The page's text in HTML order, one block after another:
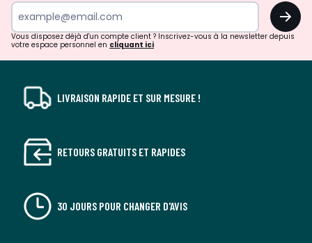
OK
Vous disposez déjà d'un compte client ? Inscrivez-vous à la newsletter depuis
votre espace personnel en cliquant ici
LIVRAISON RAPIDE ET SUR MESURE !
RETOURS GRATUITS ET RAPIDES
30 JOURS POUR CHANGER D'AVIS